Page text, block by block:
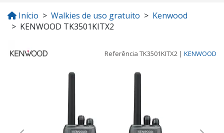
Início Walkies de uso gratuito
Kenwood
KENWOOD TK3501KITX2
Referência TK3501KITX2 | KENWOOD